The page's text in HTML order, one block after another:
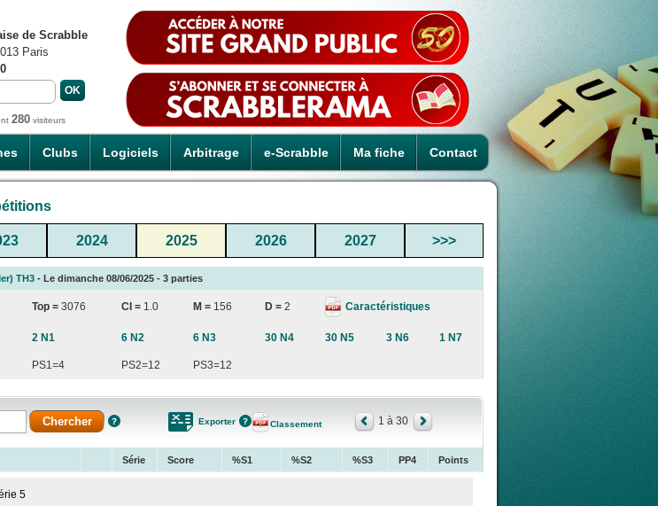
Clubs Logiciels Arbitrage e-Scrabble Ma fiche Contact
de Scrabble
Paris
280 visiteurs
2024 2025 2026 2027 >>>
TH3 - Le dimanche 08/06/2025 - 3 parties
Top = 3076 CI = 1.0 M = 156 D = 2 Caractéristiques
2 N1 6 N2 6 N3 30 N4 30 N5 3 N6 1 N7
PS1=4 PS2=12 PS3=12
Exporter Classement 1 à 30
Série Score %S1 %S2 %S3 PP4 Points
5